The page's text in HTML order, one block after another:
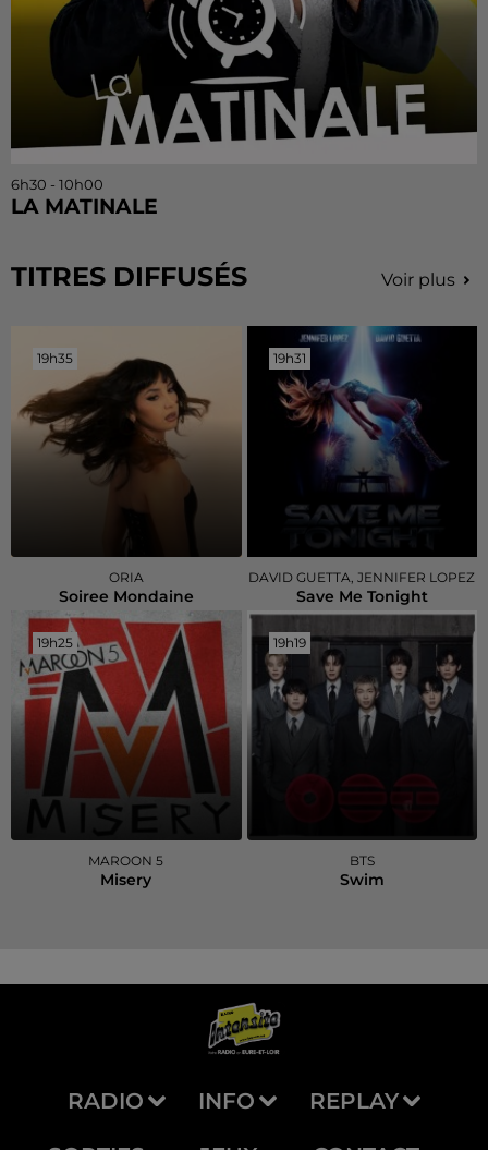
6h30 - 10h00
LA MATINALE
TITRES DIFFUSÉS Voir plus
19h35
19h35
ORIA
Soiree Mondaine
19h31
19h31
DAVID GUETTA, JENNIFER LOPEZ
Save Me Tonight
19h25
19h25
MAROON 5
Misery
19h19
19h19
BTS
Swim
RADIO INFO REPLAY